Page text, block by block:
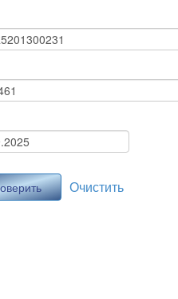
Очистить